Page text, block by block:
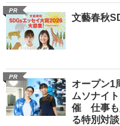
PR
文藝春秋
PR
オープン1
ムソナイ
催 仕事も
る特別対